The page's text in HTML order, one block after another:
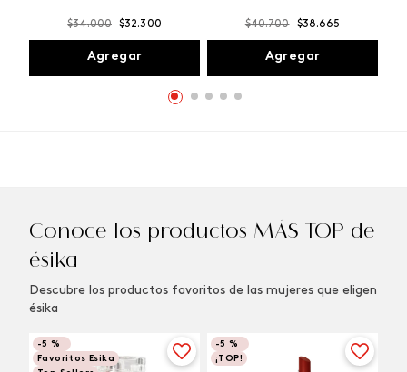
$34.000 $32.300
Agregar
$40.700 $38.665
Agregar
Conoce los productos MÁS TOP de
ésika
Descubre los productos favoritos de las mujeres que eligen
ésika
-5 %
Favoritos Esika
-5 %
¡TOP!